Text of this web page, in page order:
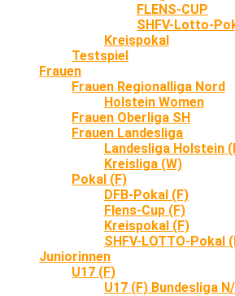
FLENS-CUP
SHFV-Lotto-
Kreispokal
Testspiel
Frauen
Frauen Regionalliga Nord
Holstein Women
Frauen Oberliga SH
Frauen Landesliga
Landesliga Holstein
Kreisliga (W)
Pokal (F)
DFB-Pokal (F)
Flens-Cup (F)
Kreispokal (F)
SHFV-LOTTO-Pokal
Juniorinnen
U17 (F)
U17 (F) Bundesliga